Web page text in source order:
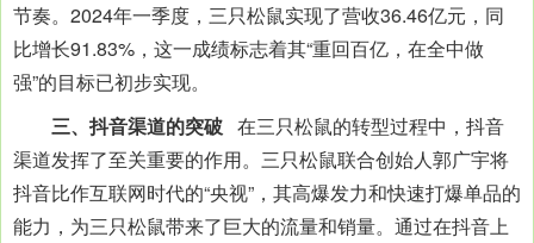
节奏。2024年一季度，三只松鼠实现了营收36.46亿元，同
比增长91.83%，这一成绩标志着其“重回百亿，在全中做
强”的目标已初步实现。
三、抖音渠道的突破 在三只松鼠的转型过程中，抖音
渠道发挥了至关重要的作用。三只松鼠联合创始人郭广宇将
抖音比作互联网时代的“央视”，其高爆发力和快速打爆单品的
能力，为三只松鼠带来了巨大的流量和销量。通过在抖音上